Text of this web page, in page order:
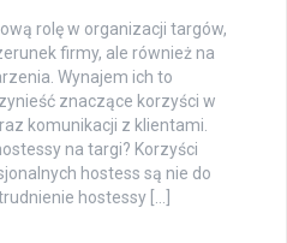
rolę w organizacji targów,
firmy, ale również na
Wynajem ich to
znaczące korzyści w
komunikacji z klientami.
na targi? Korzyści
hostess są nie do
hostessy […]